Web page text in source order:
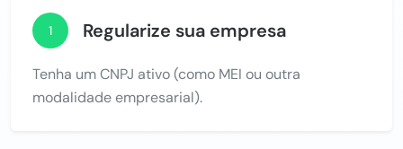
1 Regularize sua empresa
Tenha um CNPJ ativo (como MEI ou outra
modalidade empresarial).